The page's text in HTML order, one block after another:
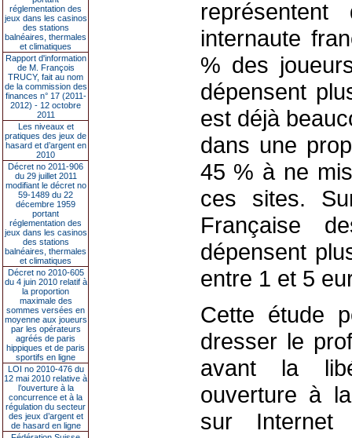
réglementation des
jeux dans les casinos
des stations
balnéaires, thermales
et climatiques
Rapport d'information
de M. François
TRUCY, fait au nom
de la commission des
finances n° 17 (2011-
2012) - 12 octobre
2011
Les niveaux et
pratiques des jeux de
hasard et d’argent en
2010
Décret no 2011-906
du 29 juillet 2011
modifiant le décret no
59-1489 du 22
décembre 1959
portant
réglementation des
jeux dans les casinos
des stations
balnéaires, thermales
et climatiques
Décret no 2010-605
du 4 juin 2010 relatif à
la proportion
maximale des
sommes versées en
moyenne aux joueurs
par les opérateurs
agréés de paris
hippiques et de paris
sportifs en ligne
LOI no 2010-476 du
12 mai 2010 relative à
l’ouverture à la
concurrence et à la
régulation du secteur
des jeux d’argent et
de hasard en ligne
internaute
% des
dépensent
est déjà
dans une
45 % à ne
ces sites.
Française
dépensent
entre 1 et 5
Cette étude
dresser le
avant la
ouverture à
sur